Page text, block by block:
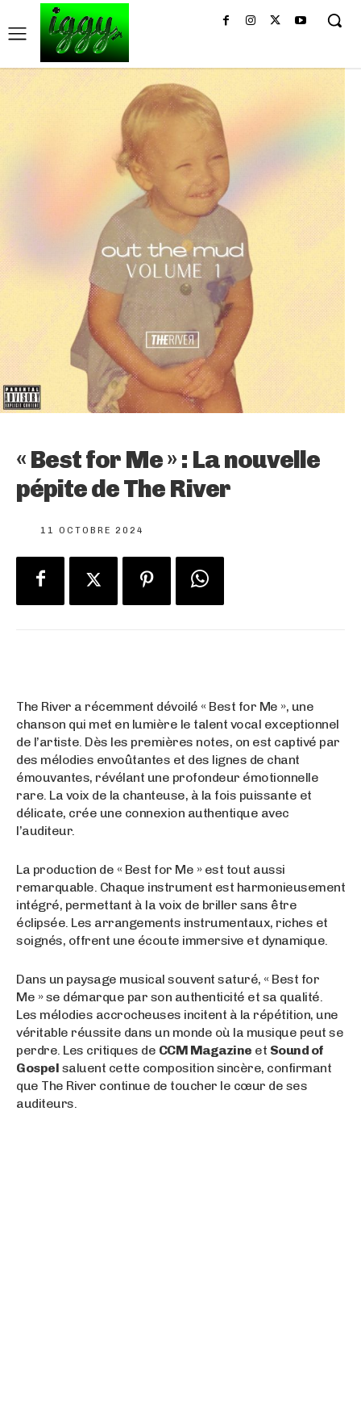
« Best for Me » : La nouvelle
pépite de The River
11 OCTOBRE 2024
The River a récemment dévoilé « Best for Me », une
chanson qui met en lumière le talent vocal exceptionnel
de l’artiste. Dès les premières notes, on est captivé par
des mélodies envoûtantes et des lignes de chant
émouvantes, révélant une profondeur émotionnelle
rare. La voix de la chanteuse, à la fois puissante et
délicate, crée une connexion authentique avec
l’auditeur.
La production de « Best for Me » est tout aussi
remarquable. Chaque instrument est harmonieusement
intégré, permettant à la voix de briller sans être
éclipsée. Les arrangements instrumentaux, riches et
soignés, offrent une écoute immersive et dynamique.
Dans un paysage musical souvent saturé, « Best for
Me » se démarque par son authenticité et sa qualité.
Les mélodies accrocheuses incitent à la répétition, une
véritable réussite dans un monde où la musique peut se
perdre. Les critiques de CCM Magazine et Sound of
Gospel saluent cette composition sincère, confirmant
que The River continue de toucher le cœur de ses
auditeurs.